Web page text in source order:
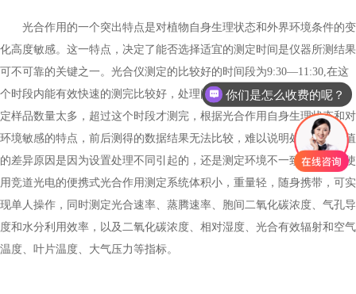
光合作用的一个突出特点是对植物自身生理状态和外界环境条件的变
化高度敏感。这一特点，决定了能否选择适宜的测定时间是仪器所测结果
可不可靠的关键之一。光合仪测定的比较好的时间段为9:30—11:30,在这
个时段内能有效快速的测完比较好，处理间光合值才有可比性。 如果测
定样品数量太多，超过这个时段才测完，根据光合作用自身生理状态和对
环境敏感的特点，前后测得的数据结果无法比较，难以说明处理间光合值
的差异原因是因为设置处理不同引起的，还是测定环境不一致造成的。使
用竞道光电的便携式光合作用测定系统体积小，重量轻，随身携带，可实
现单人操作，同时测定光合速率、蒸腾速率、胞间二氧化碳浓度、气孔导
度和水分利用效率，以及二氧化碳浓度、相对湿度、光合有效辐射和空气
温度、叶片温度、大气压力等指标。
你们是怎么收费的呢？